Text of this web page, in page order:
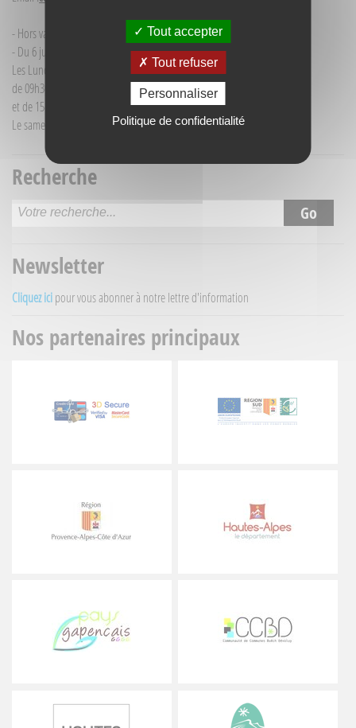
- Hors vacances d'été : mardi de 9h30 à 12h00
- Du 6 juillet au 30 août :
Les Lundi et Mercredi
de 09h30 à 12h30
et de 15h30 à 18h00
Le samedi matin de 09h30 à 12h30
Recherche
Newsletter
Cliquez ici pour vous abonner à notre lettre d'information
Nos partenaires principaux
Tout accepter
Tout refuser
Personnaliser
Politique de confidentialité